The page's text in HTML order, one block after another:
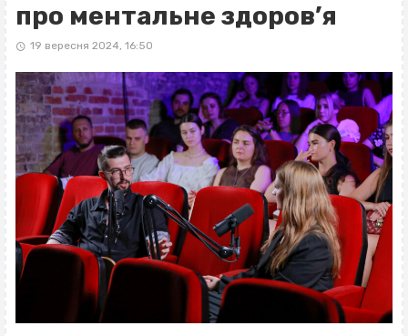
про ментальне здоров’я
19 вересня 2024, 16:50